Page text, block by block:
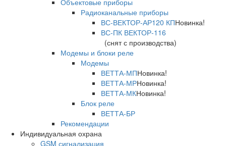
Объектовые приборы
Радиоканальные приборы
ВС-ВЕКТОР-АР120 КПНовинка!
ВС-ПК ВЕКТОР-116
(снят с производства)
Модемы и блоки реле
Модемы
ВЕТТА-МПНовинка!
ВЕТТА-МРНовинка!
ВЕТТА-МКНовинка!
Блок реле
ВЕТТА-БР
Рекомендации
Индивидуальная охрана
GSM сигнализация